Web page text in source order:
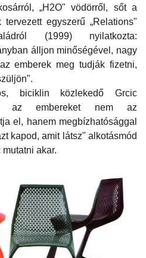
„H2O" vödörről, sőt a
egyszerű „Relations"
(1999) nyilatkozta:
álljon minőségével, nagy
emberek meg tudják fizetni,
biciklin közlekedő Grcic
az embereket nem az
el, hanem megbízhatósággal
kapod, amit látsz" alkotásmód
akar.